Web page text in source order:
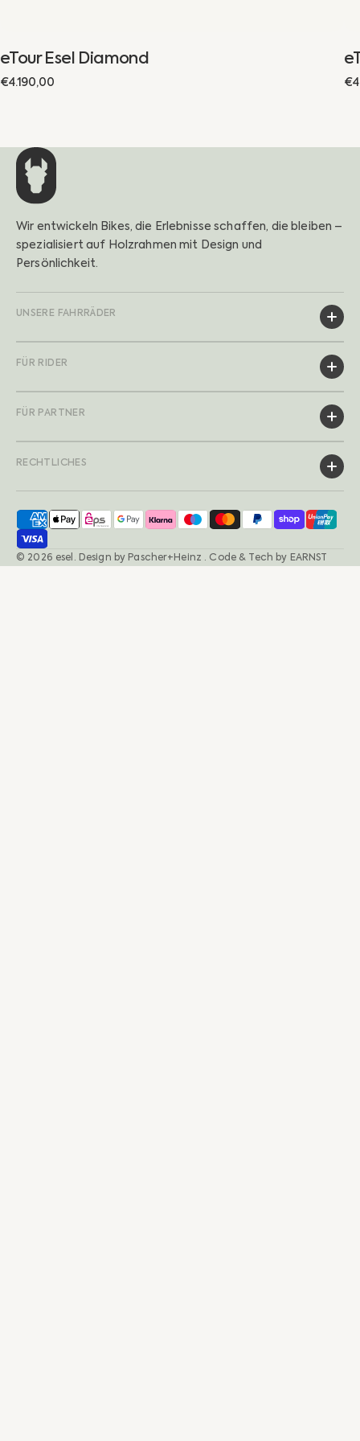
eTour Esel Diamond
Regulärer
€4.190,00
Wir entwickeln Bikes, die Erlebnisse schaffen, die bleiben –
spezialisiert auf Holzrahmen mit Design und
Persönlichkeit.
UNSERE FAHRRÄDER
FÜR RIDER
FÜR PARTNER
RECHTLICHES
© 2026 esel. Design by Pascher+Heinz · Code & Tech by EARNST